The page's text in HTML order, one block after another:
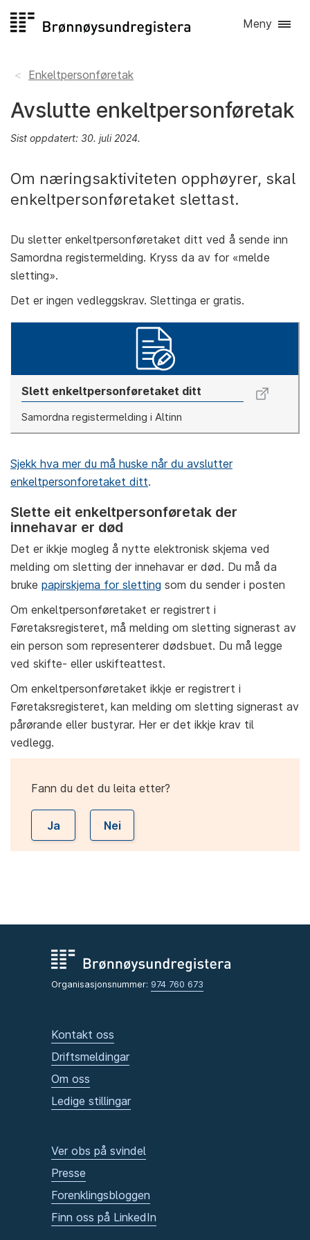
til
Meny
Enkeltpersonføretak
Avslutte enkeltpersonføretak
Sist oppdatert: 30. juli 2024.
Om næringsaktiviteten opphøyrer, skal
enkeltpersonføretaket slettast.
Du sletter enkeltpersonføretaket ditt ved å sende inn
Samordna registermelding. Kryss da av for «melde
sletting».
Det er ingen vedleggskrav. Slettinga er gratis.
Slett enkeltpersonføretaket ditt
Samordna registermelding i Altinn
Sjekk hva mer du må huske når du avslutter
enkeltpersonforetaket ditt.
Slette eit enkeltpersonføretak der
innehavar er død
Det er ikkje mogleg å nytte elektronisk skjema ved
melding om sletting der innehavar er død. Du må da
bruke papirskjema for sletting som du sender i posten
Om enkeltpersonføretaket er registrert i
Føretaksregisteret, må melding om sletting signerast av
ein person som representerer dødsbuet. Du må legge
ved skifte- eller uskifteattest.
Om enkeltpersonføretaket ikkje er registrert i
Føretaksregisteret, kan melding om sletting signerast av
pårørande eller bustyrar. Her er det ikkje krav til
vedlegg.
Fann du det du leita etter?
Ja Nei
Organisasjonsnummer: 974 760 673
Kontakt oss
Driftsmeldingar
Om oss
Ledige stillingar
Ver obs på svindel
Presse
Forenklingsbloggen
Finn oss på LinkedIn